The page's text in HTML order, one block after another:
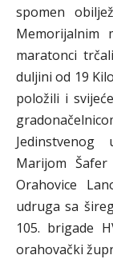
spomen
Memorijalnim
maratonci
duljini od 19
položili i
Jedinstvenog
Marijom
Orahovice
udruga sa
105. brigade
orahovački